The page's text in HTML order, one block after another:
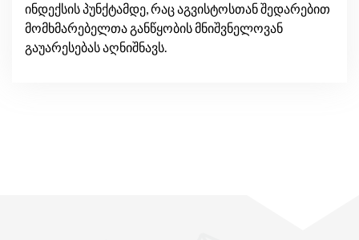
ინდექსის პუნქტამდე, რაც აგვისტოსთან შედარებით
მომხმარებელთა განწყობის მნიშვნელოვან
გაუარესებას აღნიშნავს.